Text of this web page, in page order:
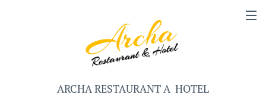
ARCHA RESTAURANT A HOTEL